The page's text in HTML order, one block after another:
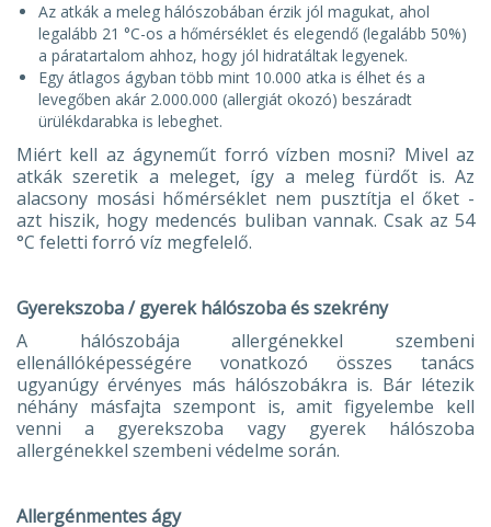
Az atkák a meleg hálószobában érzik jól magukat, ahol
legalább 21 °C-os a hőmérséklet és elegendő (legalább 50%)
a páratartalom ahhoz, hogy jól hidratáltak legyenek.
Egy átlagos ágyban több mint 10.000 atka is élhet és a
levegőben akár 2.000.000 (allergiát okozó) beszáradt
ürülékdarabka is lebeghet.
Miért kell az ágyneműt forró vízben mosni? Mivel az
atkák szeretik a meleget, így a meleg fürdőt is. Az
alacsony mosási hőmérséklet nem pusztítja el őket -
azt hiszik, hogy medencés buliban vannak. Csak az 54
°C feletti forró víz megfelelő.
Gyerekszoba / gyerek hálószoba és szekrény
A hálószobája allergénekkel szembeni
ellenállóképességére vonatkozó összes tanács
ugyanúgy érvényes más hálószobákra is. Bár létezik
néhány másfajta szempont is, amit figyelembe kell
venni a gyerekszoba vagy gyerek hálószoba
allergénekkel szembeni védelme során.
Allergénmentes ágy